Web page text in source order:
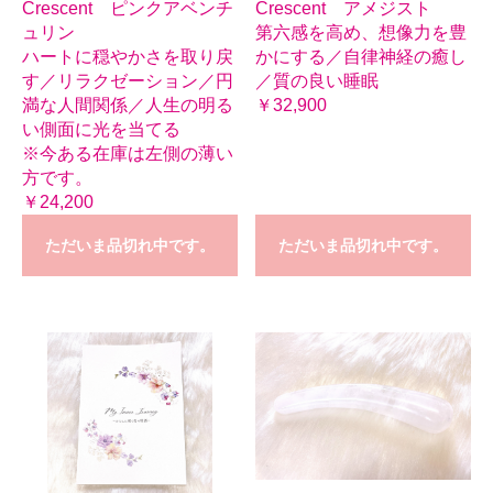
Crescent ピンクアベンチ
ュリン
ハートに穏やかさを取り戻
す／リラクゼーション／円
満な人間関係／人生の明る
い側面に光を当てる
※今ある在庫は左側の薄い
方です。
￥24,200
ただいま品切れ中です。
Crescent アメジスト
第六感を高め、想像力を豊
かにする／自律神経の癒し
／質の良い睡眠
￥32,900
ただいま品切れ中です。